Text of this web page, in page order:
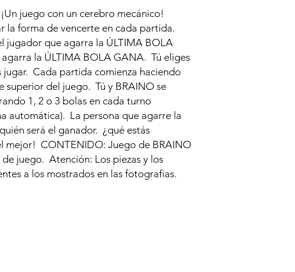
juego con un cerebro mecánico!
la forma de vencerte en cada partida.
jugador que agarra la ÚLTIMA BOLA
la ÚLTIMA BOLA GANA. Tú eliges
jugar. Cada partida comienza haciendo
superior del juego. Tú y BRAINO se
1, 2 o 3 bolas en cada turno
automática). La persona que agarre la
será el ganador. ¿qué estás
mejor! CONTENIDO: Juego de BRAINO
juego. Atención: Los piezas y los
a los mostrados en las fotografias.